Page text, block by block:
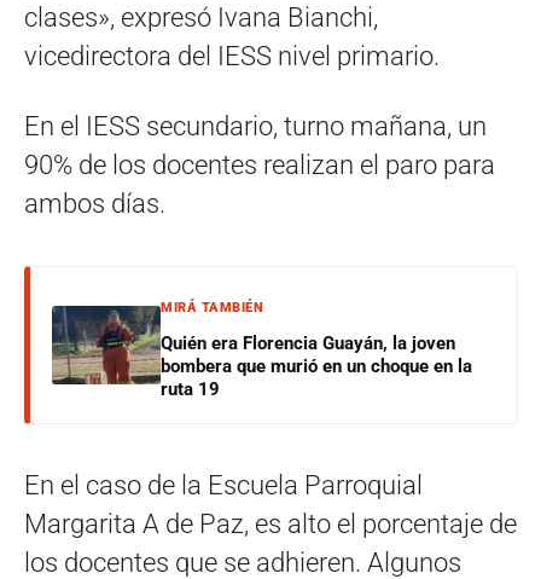
clases», expresó Ivana Bianchi,
vicedirectora del IESS nivel primario.
En el IESS secundario, turno mañana, un
90% de los docentes realizan el paro para
ambos días.
MIRÁ TAMBIÉN
Quién era Florencia Guayán, la joven
bombera que murió en un choque en la
ruta 19
En el caso de la Escuela Parroquial
Margarita A de Paz, es alto el porcentaje de
los docentes que se adhieren. Algunos